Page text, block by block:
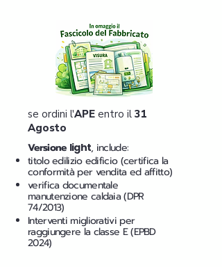
se ordini l'APE entro il 31
Agosto
Versione light, include:
titolo edilizio edificio (certifica la
conformità per vendita ed affitto)
verifica documentale
manutenzione caldaia (DPR
74/2013)
Interventi migliorativi per
raggiungere la classe E (EPBD
2024)